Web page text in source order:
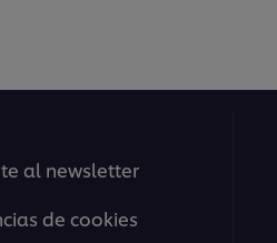
al newsletter
de cookies